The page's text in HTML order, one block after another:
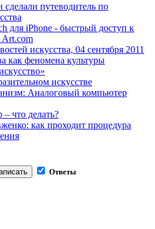
сделали путеводитель по
для iPhone - быстрый доступ к
Art.com
искусства, 04 сентября 2011
как феномена культуры
искусстве
Аналоговый компьютер
что делать?
как проходит процедура
Ответы